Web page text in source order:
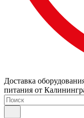
Доставка
питания от